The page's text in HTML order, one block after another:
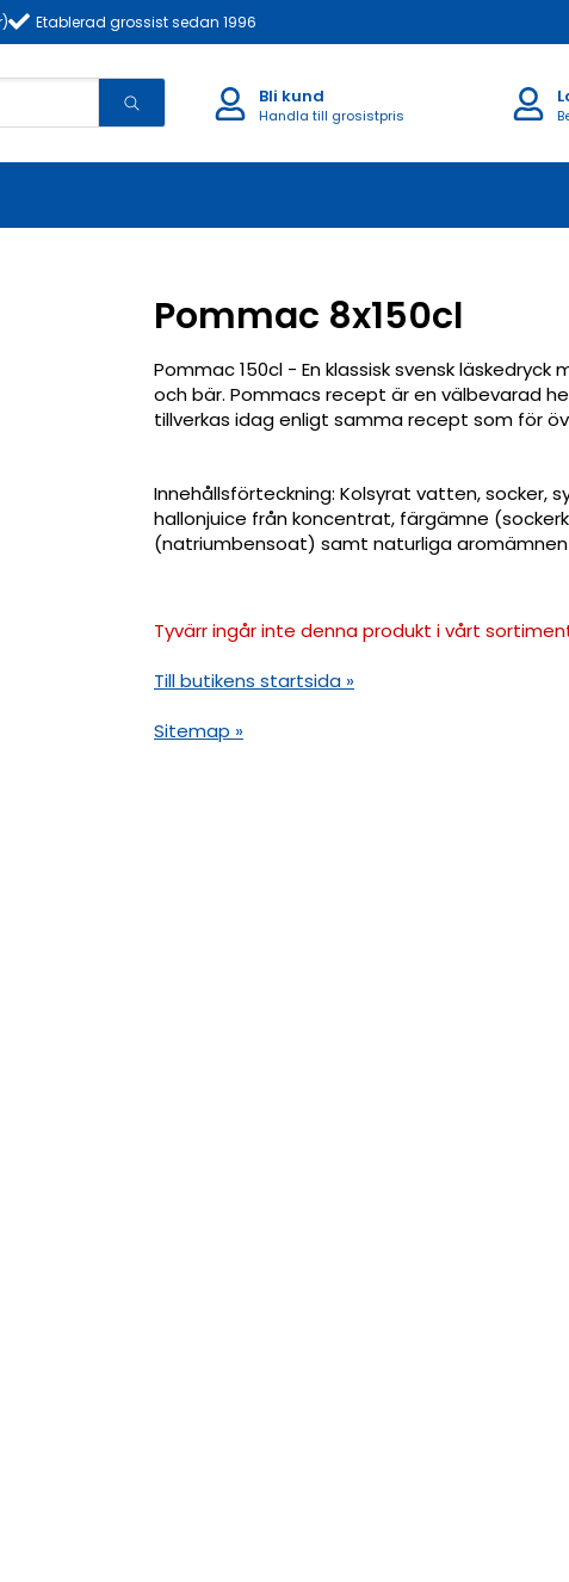
Etablerad grossist sedan 1996
Bli kund
Handla till grosistpris
Pommac 8x150cl
Pommac 150cl - En klassisk svensk
och bär. Pommacs recept är en välbevarad
tillverkas idag enligt samma recept som för
Innehållsförteckning: Kolsyrat vatten, socker,
hallonjuice från koncentrat, färgämne
(natriumbensoat) samt naturliga aromämnen
Tyvärr ingår inte denna produkt i vårt
Till butikens startsida »
Sitemap »